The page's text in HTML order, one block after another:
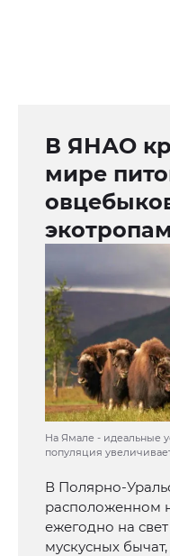
В ЯНАО
мире
На Ямале - идеальные
популяция
В Полярно-
расположенном
ежегодно на
мускусных